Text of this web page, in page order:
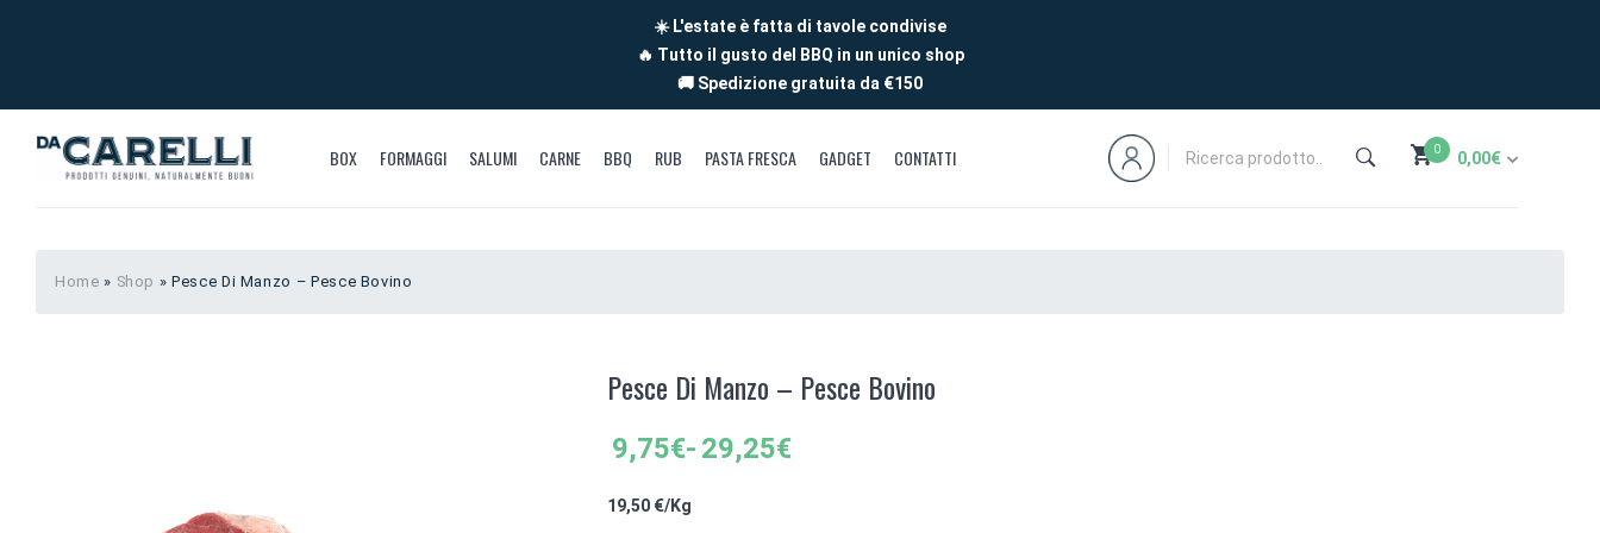
☀️ L'estate è fatta di tavole condivise
🔥 Tutto il gusto del BBQ in un unico shop
🚚 Spedizione gratuita da €150
BOX FORMAGGI SALUMI CARNE BBQ RUB PASTA FRESCA GADGET CONTATTI 0 0,00€
Home » Shop »Pesce Di Manzo – Pesce Bovino
Pesce Di Manzo – Pesce Bovino
9,75€- 29,25€
Fascia
prezzo:
19,50 €/Kg